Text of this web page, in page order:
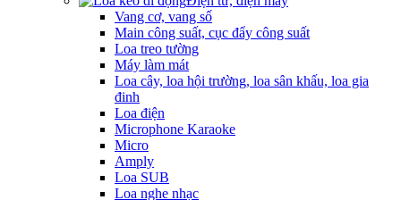
Vang cơ, vang số
Main công suất, cục đẩy công suất
Loa treo tường
Máy làm mát
Loa cây, loa hội trường, loa sân khấu, loa gia
đinh
Loa điện
Microphone Karaoke
Micro
Amply
Loa SUB
Loa nghe nhạc